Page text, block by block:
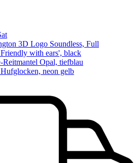
3D Logo Soundless, Full
with ears', black
Reitmantel Opal, tiefblau
neon gelb